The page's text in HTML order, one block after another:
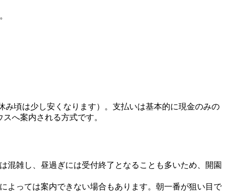
み頃は少し安くなります）。支払いは基本的に現金のみの
へ案内される方式です。
混雑し、昼過ぎには受付終了となることも多いため、開園
よっては案内できない場合もあります。朝一番が狙い目で